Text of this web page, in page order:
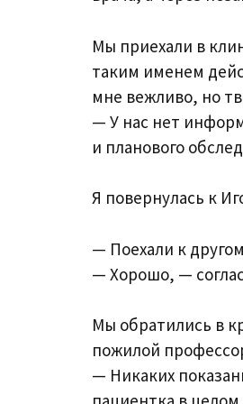
Мы приехали в
таким именем
мне вежливо, но
— У нас нет
и планового
Я повернулась к
— Поехали к
— Хорошо, —
Мы обратились в
пожилой
— Никаких